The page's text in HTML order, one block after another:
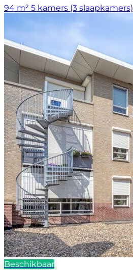
94 m² 5 kamers (3 slaapkamers)
Beschikbaar